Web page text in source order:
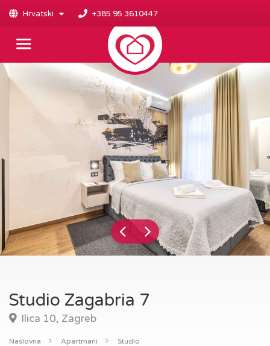
Hrvatski +385 95 3610447
Studio Zagabria 7
Ilica 10, Zagreb
Naslovna Apartmani Studio